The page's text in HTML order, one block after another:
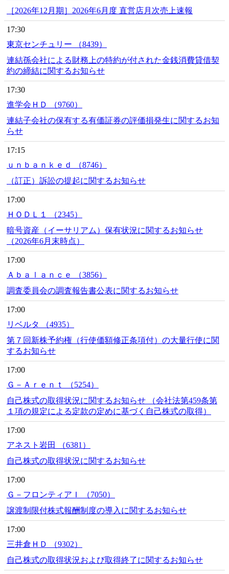
［2026年12月期］2026年6月度 直営店月次売上速報
17:30
東京センチュリー （8439）
連結孫会社による財務上の特約が付された金銭消費貸借契
約の締結に関するお知らせ
17:30
進学会ＨＤ （9760）
連結子会社の保有する有価証券の評価損発生に関するお知
らせ
17:15
ｕｎｂａｎｋｅｄ （8746）
（訂正）訴訟の提起に関するお知らせ
17:00
ＨＯＤＬ１ （2345）
暗号資産（イーサリアム）保有状況に関するお知らせ
（2026年6月末時点）
17:00
Ａｂａｌａｎｃｅ （3856）
調査委員会の調査報告書公表に関するお知らせ
17:00
リベルタ （4935）
第７回新株予約権（行使価額修正条項付）の大量行使に関
するお知らせ
17:00
Ｇ－Ａｒｅｎｔ （5254）
自己株式の取得状況に関するお知らせ （会社法第459条第
１項の規定による定款の定めに基づく自己株式の取得）
17:00
アネスト岩田 （6381）
自己株式の取得状況に関するお知らせ
17:00
Ｇ－フロンティアＩ （7050）
譲渡制限付株式報酬制度の導入に関するお知らせ
17:00
三井倉ＨＤ （9302）
自己株式の取得状況および取得終了に関するお知らせ